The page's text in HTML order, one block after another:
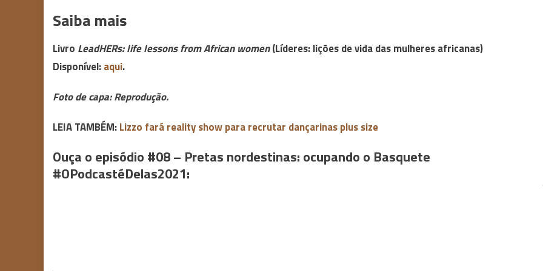
Saiba mais
Livro LeadHERs: life lessons from African women(Líderes: lições de vida das mulheres africanas)
Disponível:aqui.
Foto de capa: Reprodução.
LEIA TAMBÉM:Lizzo fará reality show para recrutar dançarinas plus size
Ouça o episódio #08 – Pretas nordestinas: ocupando o Basquete
#OPodcastéDelas2021: